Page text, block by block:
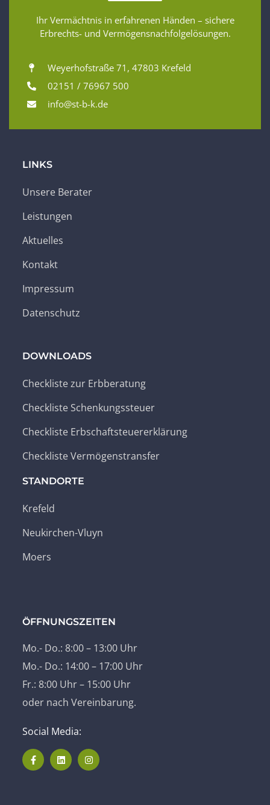
Ihr Vermächtnis in erfahrenen Händen – sichere
Erbrechts- und Vermögensnachfolgelösungen.
Weyerhofstraße 71, 47803 Krefeld
02151 / 76967 500
info@st-b-k.de
LINKS
Unsere Berater
Leistungen
Aktuelles
Kontakt
Impressum
Datenschutz
DOWNLOADS
Checkliste zur Erbberatung
Checkliste Schenkungssteuer
Checkliste Erbschaftsteuererklärung
Checkliste Vermögenstransfer
STANDORTE
Krefeld
Neukirchen-Vluyn
Moers
ÖFFNUNGSZEITEN
Mo.- Do.: 8:00 – 13:00 Uhr
Mo.- Do.: 14:00 – 17:00 Uhr
Fr.: 8:00 Uhr – 15:00 Uhr
oder nach Vereinbarung.
Social Media: